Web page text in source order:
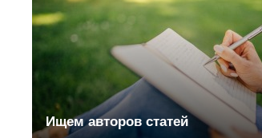
Ищем авторов статей